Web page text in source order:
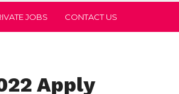
JOBS CONTACT US
Apply